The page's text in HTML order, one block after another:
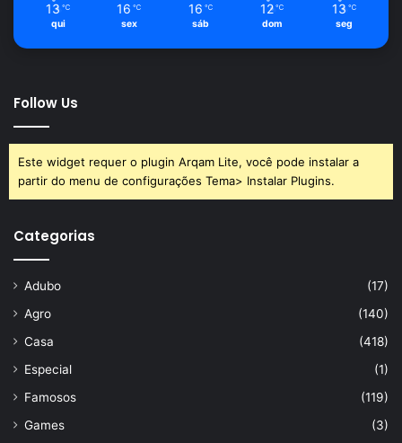
13 ℃
qui
16 ℃
sex
16 ℃
sáb
12 ℃
dom
13 ℃
seg
Follow Us
Este widget requer o plugin Arqam Lite, você pode instalar a
partir do menu de configurações Tema> Instalar Plugins.
Categorias
Adubo
(17)
Agro
(140)
Casa
(418)
Especial
(1)
Famosos
(119)
Games
(3)